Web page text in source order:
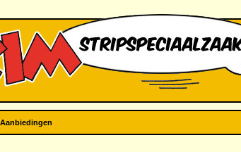
Aanbiedingen